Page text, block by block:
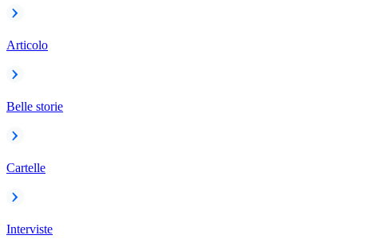
Articolo
Belle storie
Cartelle
Interviste